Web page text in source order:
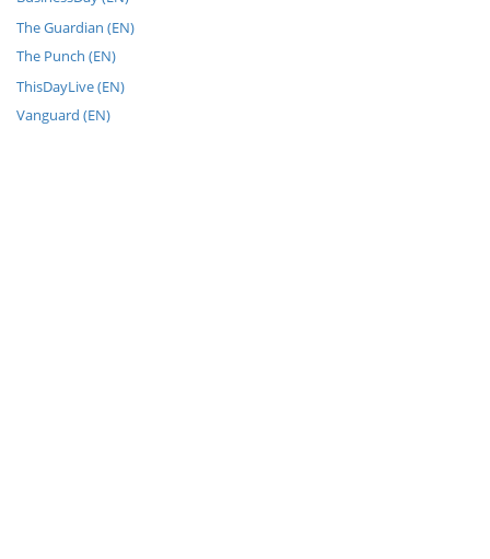
The Guardian (EN)
The Punch (EN)
ThisDayLive (EN)
Vanguard (EN)